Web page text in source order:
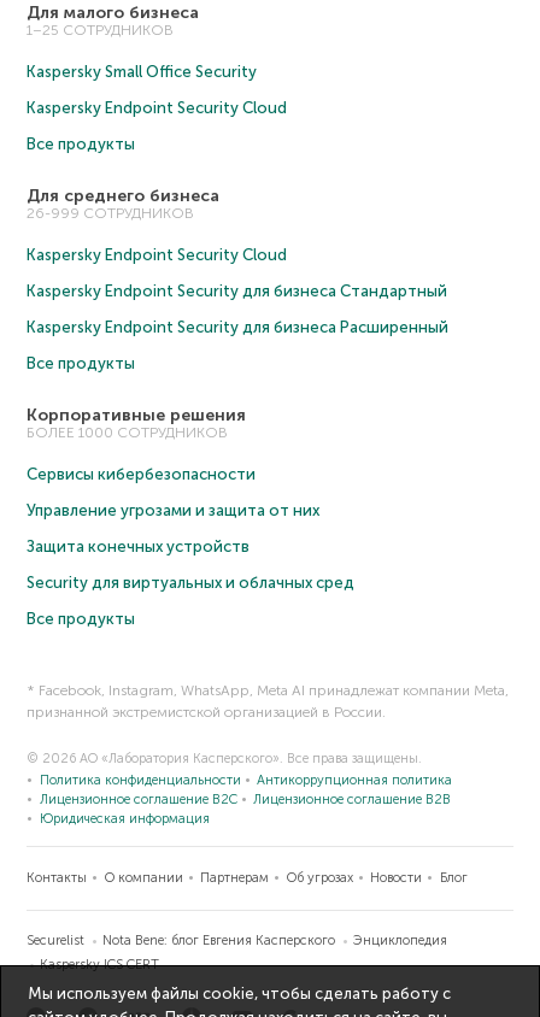
Для малого бизнеса
1–25 СОТРУДНИКОВ
Kaspersky Small Office Security
Kaspersky Endpoint Security Cloud
Все продукты
Для среднего бизнеса
26-999 СОТРУДНИКОВ
Kaspersky Endpoint Security Cloud
Kaspersky Endpoint Security для бизнеса Cтандартный
Kaspersky Endpoint Security для бизнеса Расширенный
Все продукты
Корпоративные решения
БОЛЕЕ 1000 СОТРУДНИКОВ
Сервисы кибербезопасности
Управление угрозами и защита от них
Защита конечных устройств
Security для виртуальных и облачных сред
Все продукты
* Facebook, Instagram, WhatsApp, Meta AI принадлежат компании Meta,
признанной экстремистской организацией в России.
© 2026 АО «Лаборатория Касперского». Все права защищены.
Политика конфиденциальности
Антикоррупционная политика
Лицензионное соглашение B2C
Лицензионное соглашение B2B
Юридическая информация
Контакты О компании Партнерам Об угрозах Новости Блог
Securelist Nota Bene: блог Евгения Касперского
Энциклопедия
Kaspersky ICS CERT
Мы используем файлы cookie, чтобы сделать работу с